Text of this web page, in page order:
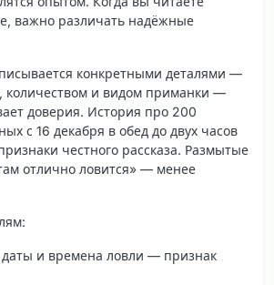
важно различать надёжные
конкретными деталями —
количеством и видом приманки —
доверия. История про 200
с 16 декабря в обед до двух часов
честного рассказа. Размытые
отлично ловится» — менее
и времена ловли — признак